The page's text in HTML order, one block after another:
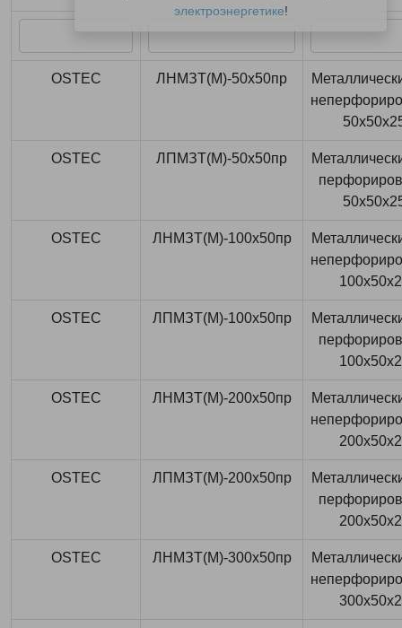
электроэнергетике!
OSTEC ЛНМЗТ(М)-50x50пр
OSTEC ЛПМЗТ(М)-50x50пр
OSTEC ЛНМЗТ(М)-100x50пр
OSTEC ЛПМЗТ(М)-100x50пр
OSTEC ЛНМЗТ(М)-200x50пр
OSTEC ЛПМЗТ(М)-200x50пр
OSTEC ЛНМЗТ(М)-300x50пр